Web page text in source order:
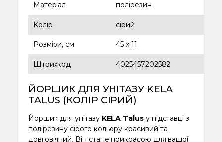
Матеріал полірезин
Колір сірий
Розміри, см 45 х 11
Штрихкод 4025457202582
ЙОРШИК ДЛЯ УНІТАЗУ KELA
TALUS (КОЛІР СІРИЙ)
Йоршик для унітазу KELA Talus у підставці з
полірезину сірого кольору красивий та
довговічний. Він стане прикрасою для вашої